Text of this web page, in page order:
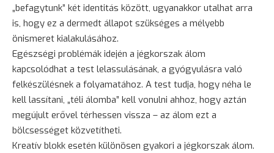
„befagytunk” két identitás között, ugyanakkor utalhat arra
is, hogy ez a dermedt állapot szükséges a mélyebb
önismeret kialakulásához.
Egészségi problémák idején a jégkorszak álom
kapcsolódhat a test lelassulásának, a gyógyulásra való
felkészülésnek a folyamatához. A test tudja, hogy néha le
kell lassítani, „téli álomba” kell vonulni ahhoz, hogy aztán
megújult erővel térhessen vissza – az álom ezt a
bölcsességet közvetítheti.
Kreatív blokk esetén különösen gyakori a jégkorszak álom.